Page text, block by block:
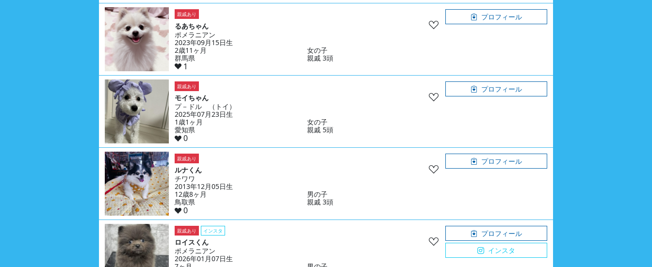
親戚あり
るあちゃん
ポメラニアン
2023年09月15日生
2歳11ヶ月
女の子
群馬県
親戚 3頭
1
プロフィール
親戚あり
モイちゃん
プ－ドル （トイ）
2025年07月23日生
1歳1ヶ月
女の子
愛知県
親戚 5頭
0
プロフィール
親戚あり
ルナくん
チワワ
2013年12月05日生
12歳8ヶ月
男の子
鳥取県
親戚 3頭
0
プロフィール
親戚あり インスタ
ロイスくん
ポメラニアン
2026年01月07日生
プロフィール
インスタ